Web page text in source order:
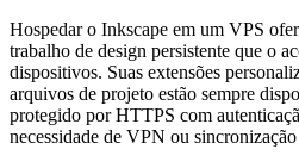
Hospedar o Inkscape em um VPS
trabalho de design persistente que o
dispositivos. Suas extensões
arquivos de projeto estão sempre
protegido por HTTPS com
necessidade de VPN ou